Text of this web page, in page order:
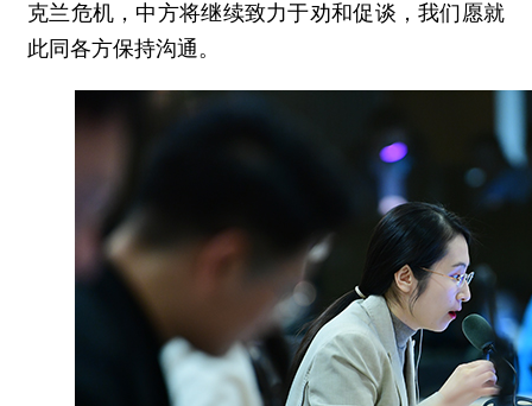
克兰危机，中方将继续致力于劝和促谈，我们愿就
此同各方保持沟通。